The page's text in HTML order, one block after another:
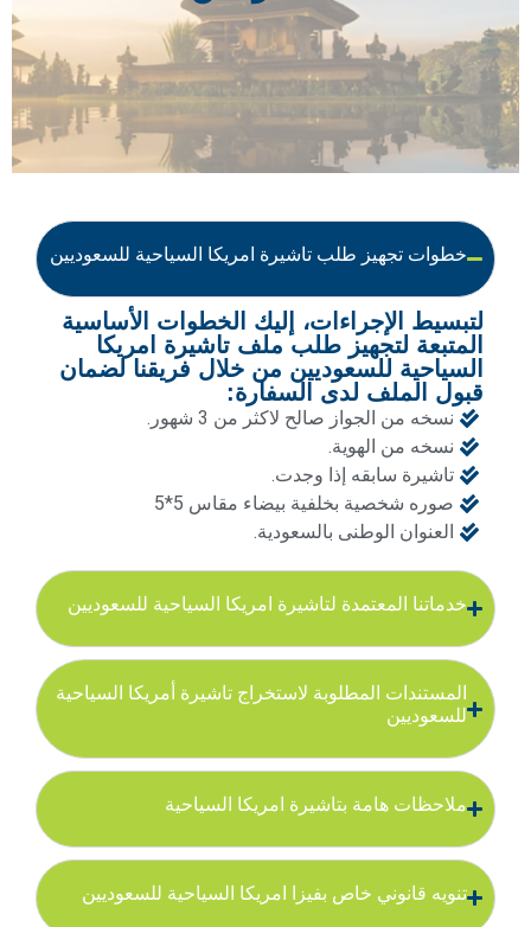
خطوات تجهيز طلب تاشيرة امريكا السياحية للسعوديين
لتبسيط الإجراءات، إليك الخطوات الأساسية
المتبعة لتجهيز طلب ملف تاشيرة امريكا
السياحية للسعوديين من خلال فريقنا لضمان
قبول الملف لدى السفارة:
نسخه من الجواز صالح لاكثر من 3 شهور.
نسخه من الهوية.
تاشيرة سابقه إذا وجدت.
صوره شخصية بخلفية بيضاء مقاس 5*5
العنوان الوطنى بالسعودية.
خدماتنا المعتمدة لتاشيرة امريكا السياحية للسعوديين
المستندات المطلوبة لاستخراج تاشيرة أمريكا السياحية
للسعوديين
ملاحظات هامة بتاشيرة امريكا السياحية
تنويه قانوني خاص بفيزا امريكا السياحية للسعوديين